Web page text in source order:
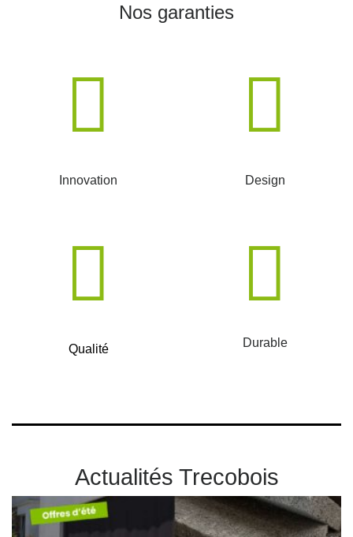
Nos garanties
Innovation Design
Qualité Durable
Actualités Trecobois